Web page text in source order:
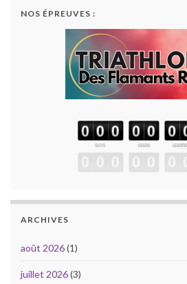
NOS ÉPREUVES :
ARCHIVES
août 2026(1)
juillet 2026(3)